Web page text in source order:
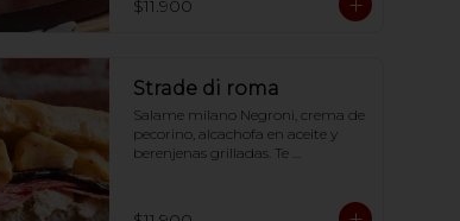
$11.900
Strade di roma
Salame milano Negroni, crema de
pecorino, alcachofa en aceite y
berenjenas grilladas. Te
para que tome la crocancia